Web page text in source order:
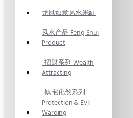
龙凤如意风水米缸
风水产品 Feng Shui
Product
招财系列 Wealth
Attracting
镇宅化煞系列
Protection & Evil
Warding